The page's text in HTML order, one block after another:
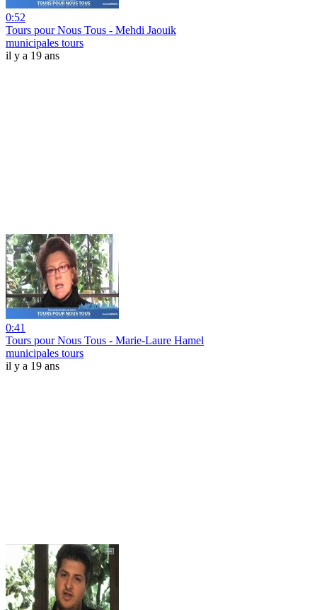
0:52
Tours pour Nous Tous - Mehdi Jaouik
municipales tours
il y a 19 ans
0:41
Tours pour Nous Tous - Marie-Laure Hamel
municipales tours
il y a 19 ans